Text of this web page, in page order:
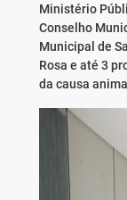
Ministério
Conselho
Municipal de
Rosa e até 3
da causa